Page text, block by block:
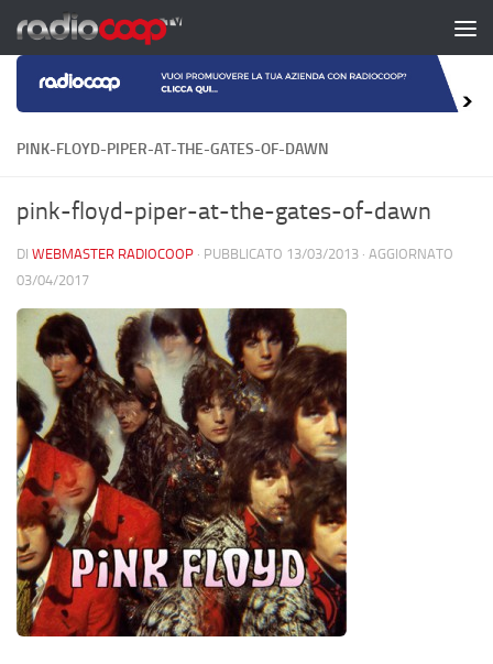
Salta al contenuto
PINK-FLOYD-PIPER-AT-THE-GATES-OF-DAWN
pink-floyd-piper-at-the-gates-of-dawn
DI WEBMASTER RADIOCOOP · PUBBLICATO 13/03/2013 · AGGIORNATO
03/04/2017